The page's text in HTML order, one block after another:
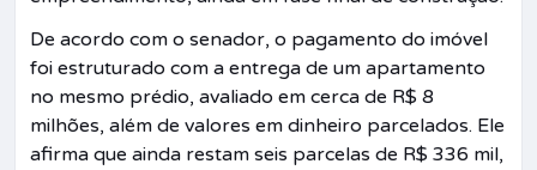
De acordo com o senador, o pagamento do imóvel
foi estruturado com a entrega de um apartamento
no mesmo prédio, avaliado em cerca de R$ 8
milhões, além de valores em dinheiro parcelados. Ele
afirma que ainda restam seis parcelas de R$ 336 mil,